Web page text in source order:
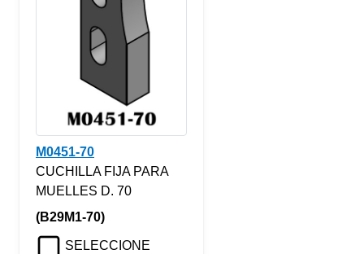
M0451-70
CUCHILLA FIJA PARA
MUELLES D. 70
(B29M1-70)
SELECCIONE